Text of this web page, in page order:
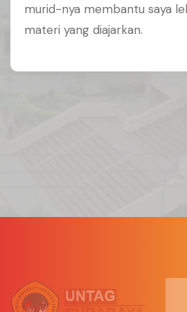
murid-nya membantu saya
materi yang diajarkan.